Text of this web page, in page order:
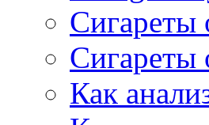
Сигареты
Сигареты
Как